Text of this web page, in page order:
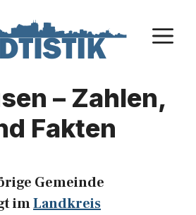
– Zahlen,
Fakten
Gemeinde
imLandkreis